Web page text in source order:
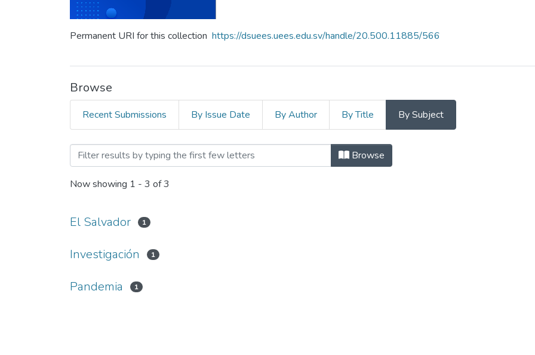
Permanent URI for this collection https://dsuees.uees.edu.sv/handle/20.500.11885/566
Browse
Recent Submissions By Issue Date By Author By Title By Subject
Browsing Anuario de investigaciones de la Facultad de
Browse
Now showing 1 - 3 of 3
El Salvador 1
Investigación 1
Pandemia 1